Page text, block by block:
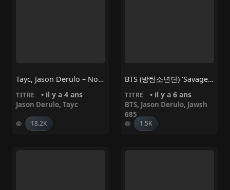
Tayc, Jason Derulo – No No No
TITRE • il y a 4 ans
Jason Derulo, Tayc
18.2K
BTS (방탄소년단) ‘Savage Love’ (Laxed – Siren Beat) [BTS Remix]
TITRE • il y a 6 ans
BTS, Jason Derulo, Jawsh
685
1.5K